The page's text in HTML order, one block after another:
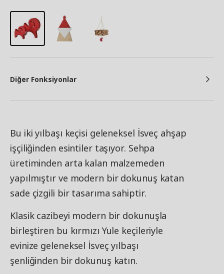
Diğer Fonksiyonlar
Bu iki yılbaşı keçisi geleneksel İsveç ahşap
işçiliğinden esintiler taşıyor. Sehpa
üretiminden arta kalan malzemeden
yapılmıştır ve modern bir dokunuş katan
sade çizgili bir tasarıma sahiptir.
Klasik cazibeyi modern bir dokunuşla
birleştiren bu kırmızı Yule keçileriyle
evinize geleneksel İsveç yılbaşı
şenliğinden bir dokunuş katın.